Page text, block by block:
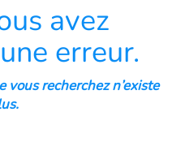
avez
erreur.
recherchez n’existe